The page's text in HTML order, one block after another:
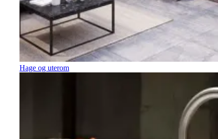
Hage og uterom